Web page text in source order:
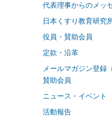
代表理事からのメッ
日本くすり教育研究
役員・賛助会員
定款・沿革
メールマガジン登録
賛助会員
ニュース・イベント
活動報告